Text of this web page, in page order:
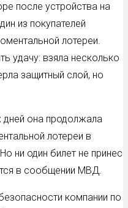
после устройства на
из покупателей
лотереи.
удачу: взяла несколько
защитный слой, но
дней она продолжала
лотереи в
ни один билет не принес
в сообщении МВД.
компании по